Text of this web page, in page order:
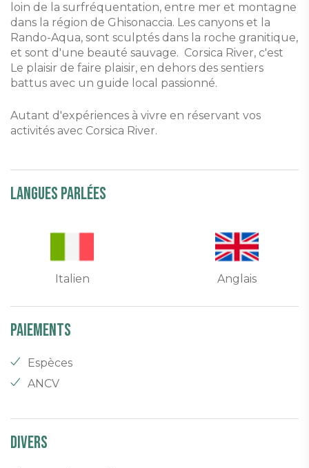
loin de la surfréquentation, entre mer et montagne
dans la région de Ghisonaccia. Les canyons et la
Rando-Aqua, sont sculptés dans la roche granitique,
et sont d'une beauté sauvage. Corsica River, c'est
Le plaisir de faire plaisir, en dehors des sentiers
battus avec un guide local passionné.
Autant d'expériences à vivre en réservant vos
activités avec Corsica River.
Langues parlées
Italien Anglais
Paiements
Espèces
ANCV
Divers